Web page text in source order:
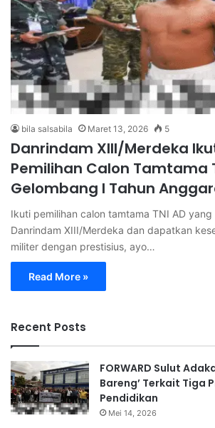
bila salsabila Maret 13, 2026 5
Danrindam XIII/Merdeka
Pemilihan Calon Tamtama
Gelombang I Tahun
Ikuti pemilihan calon tamtama TNI AD
Danrindam XIII/Merdeka dan dapatkan
militer dengan prestisius, ayo…
Read More »
Recent Posts
FORWARD Sulut
Bareng’ Terkait Tiga
Pendidikan
Mei 14, 2026